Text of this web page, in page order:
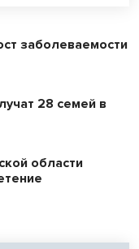
заболеваемости
28 семей в
области